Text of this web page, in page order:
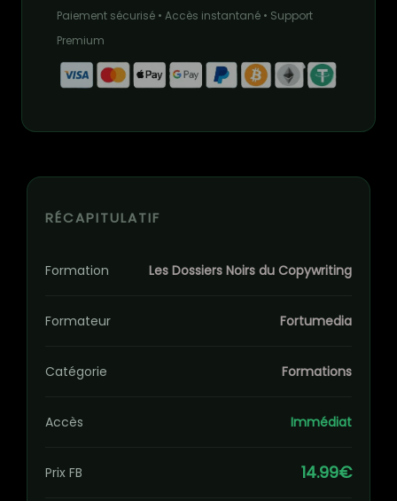
Paiement sécurisé • Accès instantané • Support
Premium
RÉCAPITULATIF
Formation Les Dossiers Noirs du Copywriting
Formateur Fortumedia
Catégorie Formations
Accès Immédiat
Prix FB 14.99€